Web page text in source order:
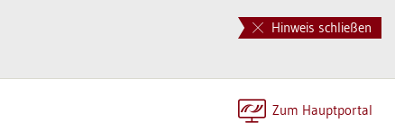
Hinweis schließen
Zum Haupt­por­tal